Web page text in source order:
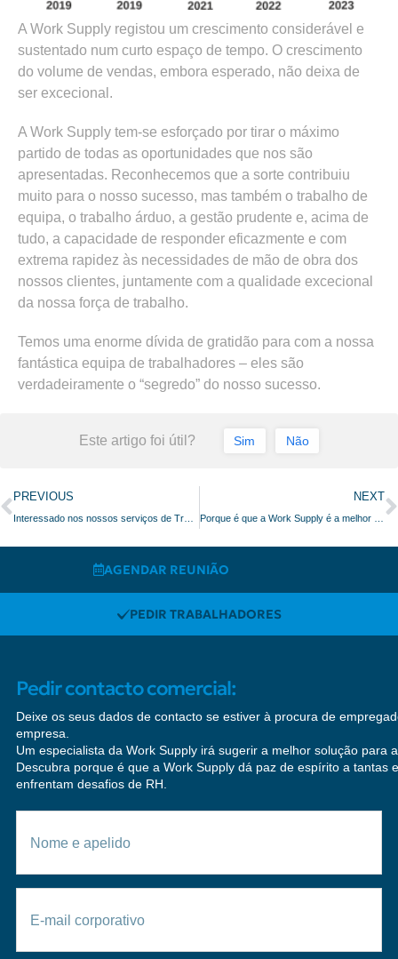
A Work Supply registou um crescimento considerável e
sustentado num curto espaço de tempo. O crescimento
do volume de vendas, embora esperado, não deixa de
ser excecional.
A Work Supply tem-se esforçado por tirar o máximo
partido de todas as oportunidades que nos são
apresentadas. Reconhecemos que a sorte contribuiu
muito para o nosso sucesso, mas também o trabalho de
equipa, o trabalho árduo, a gestão prudente e, acima de
tudo, a capacidade de responder eficazmente e com
extrema rapidez às necessidades de mão de obra dos
nossos clientes, juntamente com a qualidade excecional
da nossa força de trabalho.
Temos uma enorme dívida de gratidão para com a nossa
fantástica equipa de trabalhadores – eles são
verdadeiramente o “segredo” do nosso sucesso.
Este artigo foi útil? Sim Não
PREVIOUS NEXT
AGENDAR REUNIÃO
PEDIR TRABALHADORES
Pedir contacto comercial:
Deixe os seus dados de contacto se estiver à procura de
empresa.
Um especialista da Work Supply irá sugerir a melhor solução para
Descubra porque é que a Work Supply dá paz de espírito a tantas
enfrentam desafios de RH.